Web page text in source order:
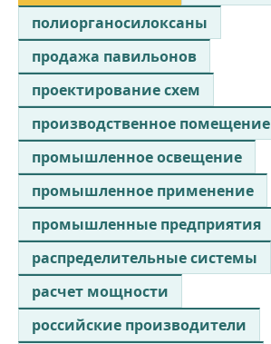
полиорганосилоксаны
продажа павильонов
проектирование схем
производственное помещение
промышленное освещение
промышленное применение
промышленные предприятия
распределительные системы
расчет мощности
российские производители